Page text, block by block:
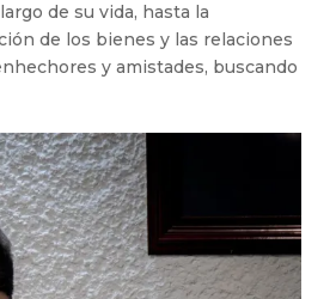
de su vida, hasta la
de los bienes y las relaciones
y amistades, buscando